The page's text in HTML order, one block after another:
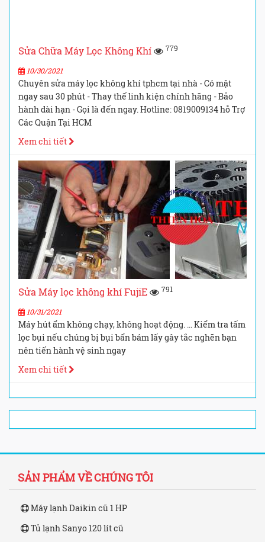
Sửa Chữa Máy Lọc Không Khí 779
10/30/2021
Chuyên sửa máy lọc không khí tphcm tại nhà - Có mặt
ngay sau 30 phút - Thay thế linh kiện chính hãng - Bảo
hành dài hạn - Gọi là đến ngay. Hotline: 0819009134 hỗ Trợ
Các Quận Tại HCM
Xem chi tiết
Sửa Máy lọc không khí FujiE 791
10/31/2021
Máy hút ẩm không chạy, không hoạt động. ... Kiểm tra tấm
lọc bụi nếu chúng bị bụi bẩn bám lấy gây tắc nghẽn bạn
nên tiến hành vệ sinh ngay
Xem chi tiết
SẢN PHẨM VỀ CHÚNG TÔI
Máy lạnh Daikin cũ 1 HP
Tủ lạnh Sanyo 120 lít cũ